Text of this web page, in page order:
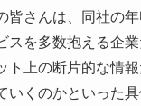
皆さんは、同社の
を多数抱える企
上の断片的な情
くのかといった